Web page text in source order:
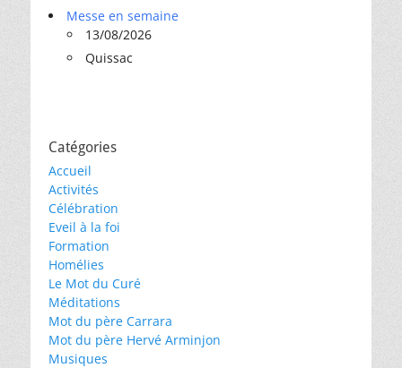
Messe en semaine
13/08/2026
Quissac
Catégories
Accueil
Activités
Célébration
Eveil à la foi
Formation
Homélies
Le Mot du Curé
Méditations
Mot du père Carrara
Mot du père Hervé Arminjon
Musiques